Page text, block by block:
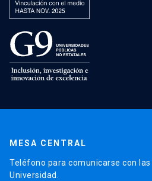
MESA CENTRAL
Teléfono para comunicarse con
Universidad.